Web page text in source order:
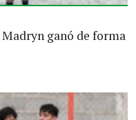
ganó de forma